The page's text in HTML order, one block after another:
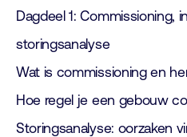
Dagdeel 1: Commissioning,
storingsanalyse
Wat is commissioning en
Hoe regel je een gebouw
Storingsanalyse: oorzaken